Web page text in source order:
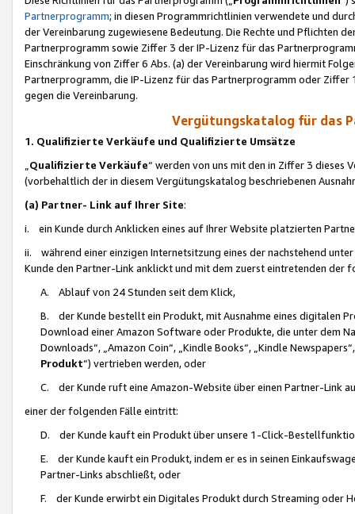
Partnerprogramm; in diesen Programmrichtlinien verwendete und
der Vereinbarung zugewiesene Bedeutung. Die Rechte und Pflichten
Partnerprogramm sowie Ziffer 3 der IP-Lizenz für das
Einschränkung von Ziffer 6 Abs. (a) der Vereinbarung wird hiermit
Partnerprogramm, die IP-Lizenz für das Partnerprogramm oder
gegen die Vereinbarung.
Vergütungskatalog für das
1. Qualifizierte Verkäufe und Qualifizierte Umsätze
Qualifizierte Verkäufe“ werden von uns mit den in Ziffer 3
(vorbehaltlich der in diesem Vergütungskatalog beschriebenen
(a) Partner- Link auf Ihrer Site:
i. ein Kunde durch Anklicken eines auf Ihrer Website platzierten
ii. während einer einzigen Internetsitzung eines der nachstehend
Kunde den Partner-Link anklickt und mit dem zuerst eintretenden der
A. Ablauf von 24 Stunden seit dem Klick,
B. der Kunde bestellt ein Produkt, mit Ausnahme eines digitalen
Download einer Amazon Software oder Produkte, die unter dem
Downloads“, „Amazon Coin“, „Kindle Books“, „Kindle
Produkt“) vertrieben werden, oder
C. der Kunde ruft eine Amazon-Website über einen Partner-Link
einer der folgenden Fälle eintritt:
D. der Kunde kauft ein Produkt über unsere 1-Click-
E. der Kunde kauft ein Produkt, indem er es in seinen
Partner-Links abschließt, oder
F. der Kunde erwirbt ein Digitales Produkt durch Streaming oder